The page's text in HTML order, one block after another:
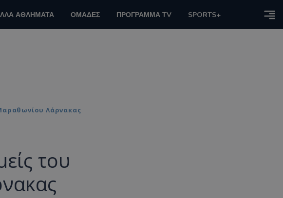
ΑΘΛΗΜΑΤΑ ΟΜΑΔΕΣ ΠΡΟΓΡΑΜΜΑ TV SPORTS+
Λάρνακας
του